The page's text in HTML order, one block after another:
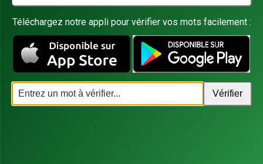
Téléchargez notre appli pour vérifier vos mots facilement :